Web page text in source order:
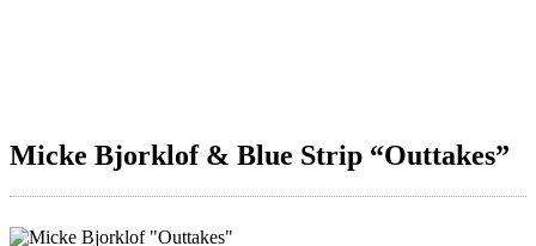
Micke Bjorklof & Blue Strip “Outtakes”